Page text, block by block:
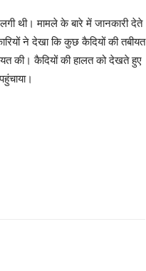
थी। मामले के बारे में जानकारी देते
ने देखा कि कुछ कैदियों की तबीयत
की। कैदियों की हालत को देखते हुए